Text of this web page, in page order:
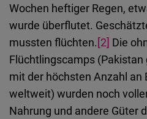
Wochen heftiger Regen,
wurde überflutet.
mussten flüchten.[2] Die
Flüchtlingscamps
mit der höchsten Anzahl an
weltweit) wurden noch
Nahrung und andere Güter